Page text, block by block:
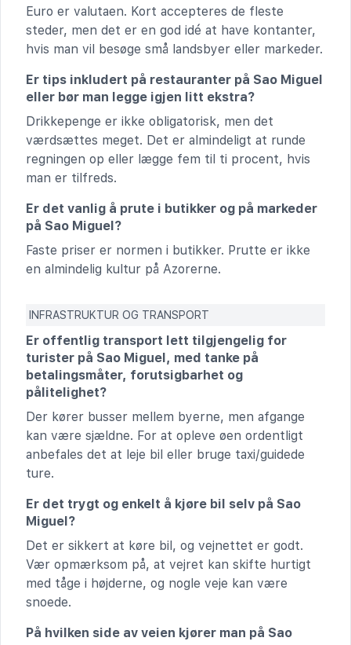
Euro er valutaen. Kort accepteres de fleste
steder, men det er en god idé at have kontanter,
hvis man vil besøge små landsbyer eller markeder.
Er tips inkludert på restauranter på Sao Miguel
eller bør man legge igjen litt ekstra?
Drikkepenge er ikke obligatorisk, men det
værdsættes meget. Det er almindeligt at runde
regningen op eller lægge fem til ti procent, hvis
man er tilfreds.
Er det vanlig å prute i butikker og på markeder
på Sao Miguel?
Faste priser er normen i butikker. Prutte er ikke
en almindelig kultur på Azorerne.
INFRASTRUKTUR OG TRANSPORT
Er offentlig transport lett tilgjengelig for
turister på Sao Miguel, med tanke på
betalingsmåter, forutsigbarhet og
pålitelighet?
Der kører busser mellem byerne, men afgange
kan være sjældne. For at opleve øen ordentligt
anbefales det at leje bil eller bruge taxi/guidede
ture.
Er det trygt og enkelt å kjøre bil selv på Sao
Miguel?
Det er sikkert at køre bil, og vejnettet er godt.
Vær opmærksom på, at vejret kan skifte hurtigt
med tåge i højderne, og nogle veje kan være
snoede.
På hvilken side av veien kjører man på Sao